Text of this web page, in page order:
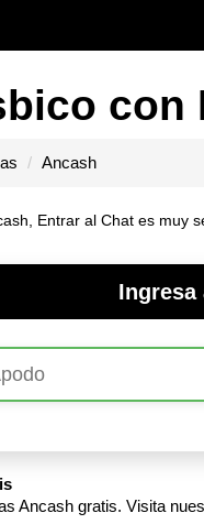
con
Ancash
Entrar al Chat es muy
Ingresa
Ancash gratis. Visita